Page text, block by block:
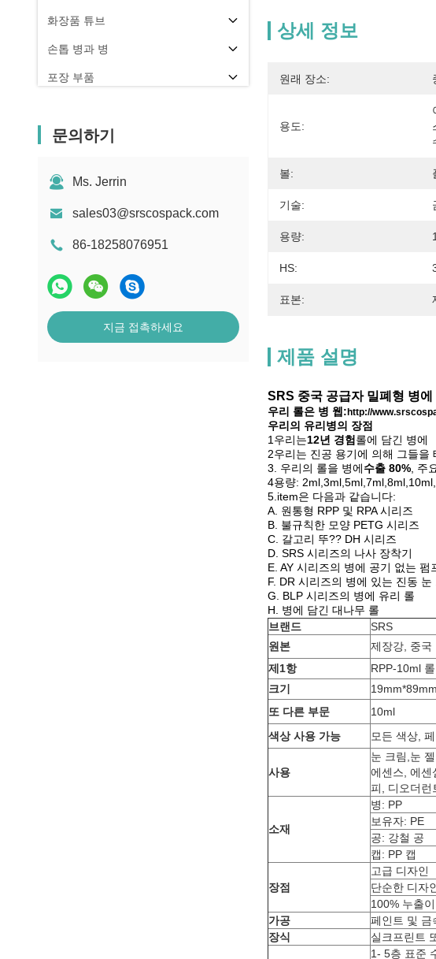
화장품 튜브
손톱 병과 병
포장 부품
문의하기
Ms. Jerrin
sales03@srscospack.com
86-18258076951
지금 접촉하세요
상세 정보
원래 장소:
용도:
볼:
기술:
용량:
HS:
표본:
제품 설명
SRS 중국 공급자 밀폐형 병
우리 롤은 병 웹: http://
우리의 유리병의 장점
1우리는12년 경험롤에 담긴 병에
2우리는 진공 용기에 의해 그들을
3. 우리의 롤을 병에수출 80% , 주
4용량:
5.item은 다음과 같습니다:
A. 원통형 RPP 및 RPA 시리즈
B. 불규칙한 모양 PETG 시리즈
C. 갈고리 뚜?? DH 시리즈
D. SRS 시리즈의 나사 장착기
E. AY 시리즈의 병에 공기 없는 펌
F. DR 시리즈의 병에 있는 진동 눈
G. BLP 시리즈의 병에 유리 롤
H. 병에 담긴 대나무 롤
브랜드
SRS
원본
제장강, 중국
제1항
RPP-10ml
크기
19mm*89mm
또 다른 부문
10ml
색상 사용 가능
모든 색상,
사용
눈 크림,눈
에센스, 에센
피, 디오더런
소재
병: PP
보유자: PE
공: 강철 공
캡: PP 캡
장점
고급 디자인
단순한 디자
100% 누출
가공
페인트 및 금
장식
실크프린트
1- 5층 표준